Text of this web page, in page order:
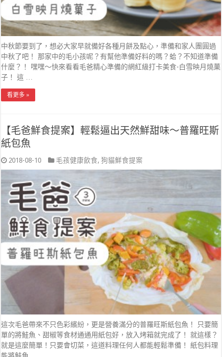
中秋節要到了，想必大家早就備好各種月餅及點心，準備和家人團圓過
中秋了吧！ 那家中的毛小孩呢？有幫他準備好料的嗎？蛤？不知道準備
什麼？！ 嘿嘿～快來看看毛爸精心準備的網紅級打卡美食-白雪映月燒菓
子！ 這 …
看更多 »
【毛爸鮮食提案】輕鬆逼出天然鮮甜味～普羅旺斯
紙包魚
2018-08-10 毛孩健康飲食,狗貓鮮食提案
這次毛爸帶來不只色彩繽紛，更是營養滿分的普羅旺斯紙包魚！ 只要簡
單的將鮭魚、甜椒等食材通通用紙包好，放入烤箱就完成了！ 就這樣？
就是這麼簡單！只要會切菜，這道料理任何人都能輕鬆準備！ 紙包料理